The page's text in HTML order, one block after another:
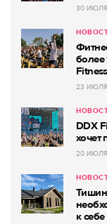
30 ИЮЛЯ
более
23 ИЮЛЯ
DDX
хочет
20 ИЮЛЯ
к себе